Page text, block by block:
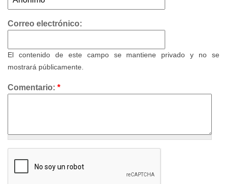
Correo electrónico:
El contenido de este campo se mantiene privado y no se
mostrará públicamente.
Comentario: *